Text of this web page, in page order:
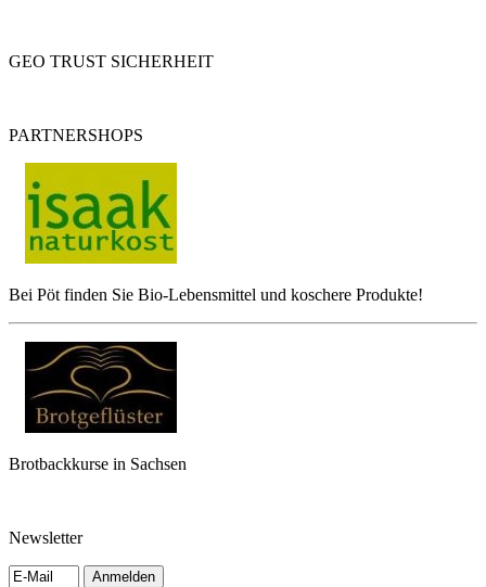
GEO TRUST SICHERHEIT
PARTNERSHOPS
Bei Pöt finden Sie Bio-Lebensmittel und koschere Produkte!
Brotbackkurse in Sachsen
Newsletter
Anmelden